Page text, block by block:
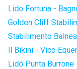
Lido Fortuna -
Golden Cliff
Stabilimento
Il Bikini - Vico
Lido Punta Burrone